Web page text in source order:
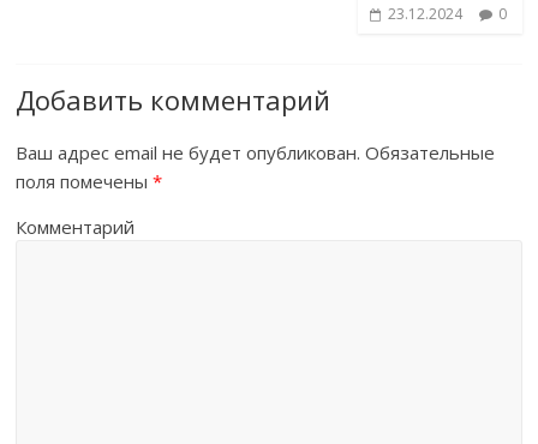
23.12.2024 0
Добавить комментарий
Ваш адрес email не будет опубликован. Обязательные
поля помечены*
Комментарий